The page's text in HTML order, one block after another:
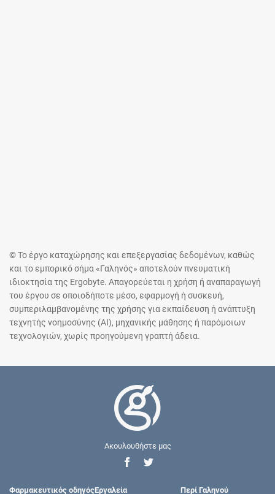
© Το έργο καταχώρησης και επεξεργασίας δεδομένων, καθώς
και το εμπορικό σήμα «Γαληνός» αποτελούν πνευματική
ιδιοκτησία της Ergobyte. Απαγορεύεται η χρήση ή αναπαραγωγή
του έργου σε οποιοδήποτε μέσο, εφαρμογή ή συσκευή,
συμπεριλαμβανομένης της χρήσης για εκπαίδευση ή ανάπτυξη
τεχνητής νοημοσύνης (AI), μηχανικής μάθησης ή παρόμοιων
τεχνολογιών, χωρίς προηγούμενη γραπτή άδεια.
Ακουλουθήστε μας
Φαρμακευτικός οδηγόςΕργαλεία Περί Γαληνού